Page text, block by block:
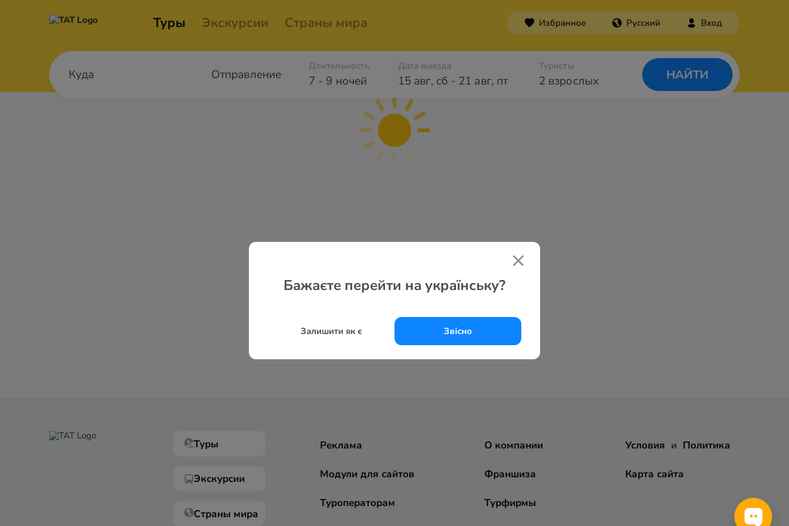
Туры Экскурсии Страны мира Избранное Русский Вход
Отправление 7 - 9 ночей
Длительность Дата выезда
15 авг, сб - 21 авг, пт 2 взрослых
Туристы
НАЙТИ
Бажаєте перейти на українську?
Залишити як є Звісно
Туры
Экскурсии
Страны мира
Реклама
Модули для сайтов
Туроператорам
О компании
Франшиза
Турфирмы
Условия и Политика
Карта сайта